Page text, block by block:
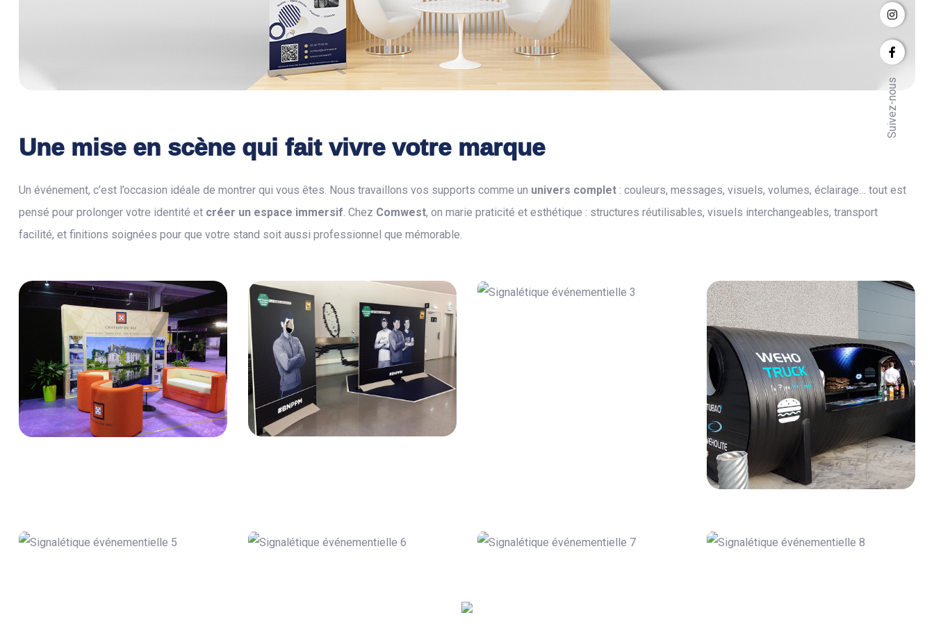
Suivez-nous
Une mise en scène qui fait vivre votre marque
Un événement, c’est l’occasion idéale de montrer qui vous êtes. Nous travaillons vos supports comme un univers complet : couleurs, messages, visuels, volumes, éclairage… tout est
pensé pour prolonger votre identité et créer un espace immersif. Chez Comwest, on marie praticité et esthétique : structures réutilisables, visuels interchangeables, transport
facilité, et finitions soignées pour que votre stand soit aussi professionnel que mémorable.